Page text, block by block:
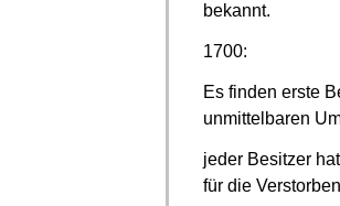
bekannt.
1700:
Es finden erste
unmittelbaren
jeder Besitzer
für die